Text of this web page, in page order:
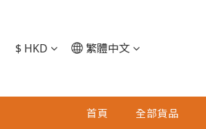
$ HKD 繁體中文
首頁 全部貨品